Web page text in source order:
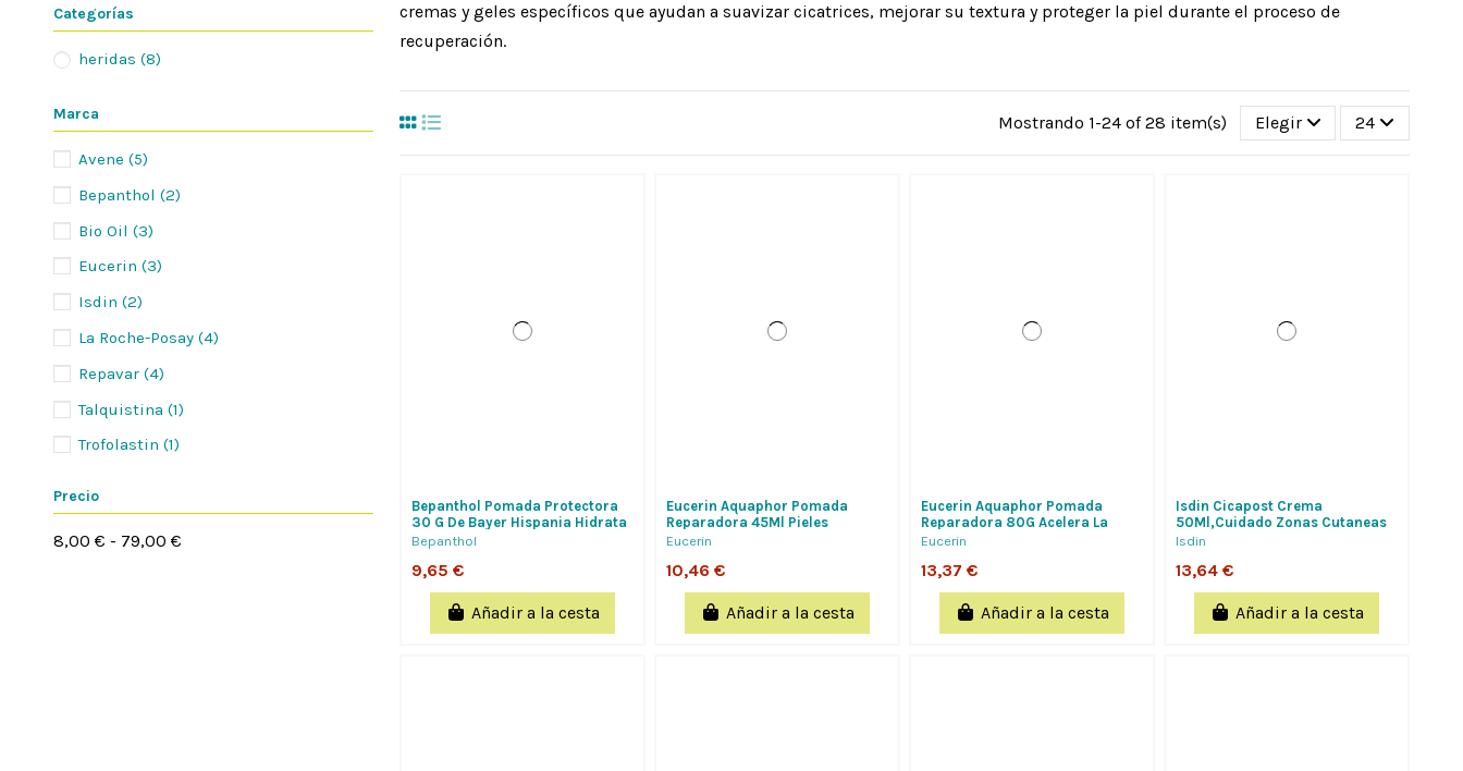
cremas y geles específicos que ayudan a suavizar cicatrices, mejorar su textura y proteger la piel durante el proceso de
recuperación.
Mostrando 1-24 of 28 item(s) Elegir 24
Bepanthol Pomada Protectora
30 G De Bayer Hispania Hidrata
Protege Y Regenera La Piel Seca
Bepanthol
9,65 €
Añadir a la cesta
Eucerin Aquaphor Pomada
Reparadora 45Ml Pieles
Extremadamente Secas
Eucerin
10,46 €
Añadir a la cesta
Eucerin Aquaphor Pomada
Reparadora 80G Acelera La
Regeneracion De La Piel
Eucerin
13,37 €
Añadir a la cesta
Isdin Cicapost Crema
50Ml,Cuidado Zonas Cutaneas
P`ost Cicatriciales,Mejor...
Isdin
13,64 €
Añadir a la cesta
Categorías
heridas (8)
Marca
Avene (5)
Bepanthol (2)
Bio Oil (3)
Eucerin (3)
Isdin (2)
La Roche-Posay (4)
Repavar (4)
Talquistina (1)
Trofolastin (1)
Precio
8,00 € - 79,00 €